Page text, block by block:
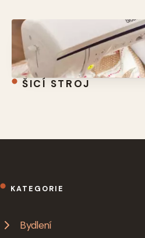
ŠICÍ STROJ
KATEGORIE
Bydlení